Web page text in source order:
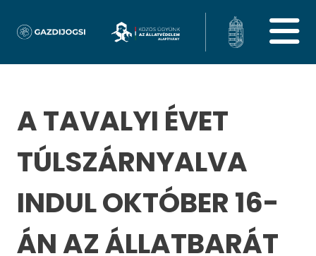
A TAVALYI ÉVET
TÚLSZÁRNYALVA
INDUL OKTÓBER 16-
ÁN AZ ÁLLATBARÁT